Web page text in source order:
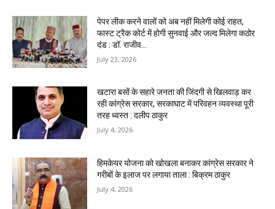
पेपर लीक करने वालों को अब नहीं मिलेगी कोई राहत,
फास्ट ट्रैक कोर्ट में होगी सुनवाई और जल्द मिलेगा कठोर
दंड : डॉ. राजीव...
July 23, 2026
खटारा बसों के सहारे जनता की जिंदगी से खिलवाड़ कर
रही कांग्रेस सरकार, सरकाघाट में परिवहन व्यवस्था पूरी
तरह ध्वस्त : दलीप ठाकुर
July 4, 2026
हिमकेयर योजना को खोखला बनाकर कांग्रेस सरकार ने
गरीबों के इलाज पर लगाया ताला : बिक्रम ठाकुर
July 4, 2026